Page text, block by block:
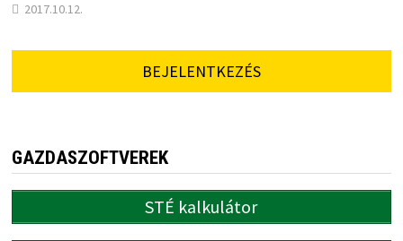
2017.10.12.
BEJELENTKEZÉS
GAZDASZOFTVEREK
STÉ kalkulátor